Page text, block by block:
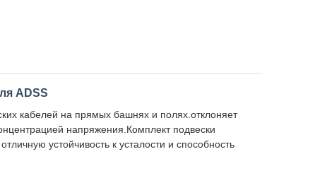
ADSS
кабелей на прямых башнях и полях.отклоняет
напряжения.Комплект подвески
устойчивость к усталости и способность